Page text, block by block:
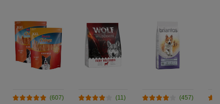
(607) (11) (457)